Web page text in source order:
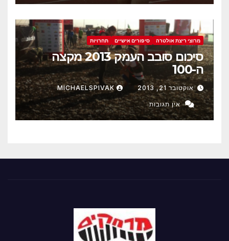
מרוצי ריצת אולטרה סיפורים אישיים תחרויות
סיכום סובב העמק 2013 מקצה
ה-100
אוקטובר 21, 2013 MICHAELSPIVAK
אין תגובות